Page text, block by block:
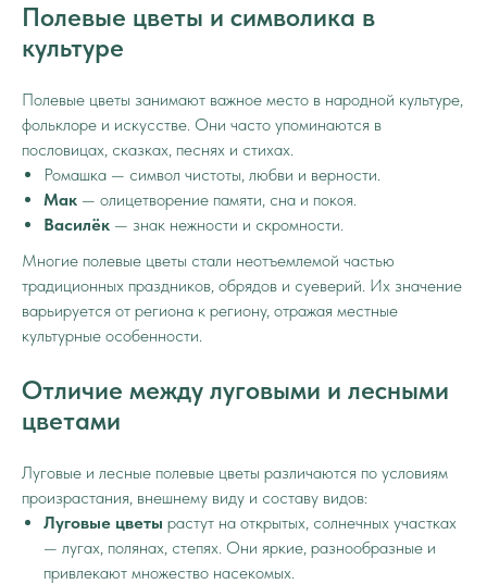
Полевые цветы и символика в
культуре
Полевые цветы занимают важное место в народной культуре,
фольклоре и искусстве. Они часто упоминаются в
пословицах, сказках, песнях и стихах.
Ромашка — символ чистоты, любви и верности.
Мак — олицетворение памяти, сна и покоя.
Василёк — знак нежности и скромности.
Многие полевые цветы стали неотъемлемой частью
традиционных праздников, обрядов и суеверий. Их значение
варьируется от региона к региону, отражая местные
культурные особенности.
Отличие между луговыми и лесными
цветами
Луговые и лесные полевые цветы различаются по условиям
произрастания, внешнему виду и составу видов:
Луговые цветы растут на открытых, солнечных участках
— лугах, полянах, степях. Они яркие, разнообразные и
привлекают множество насекомых.